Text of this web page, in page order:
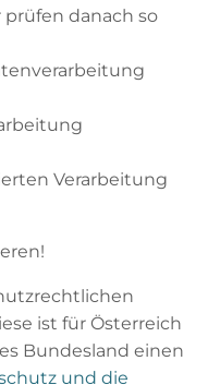
prüfen danach so
Verarbeitung
ist für Österreich
Bundesland einen
und die